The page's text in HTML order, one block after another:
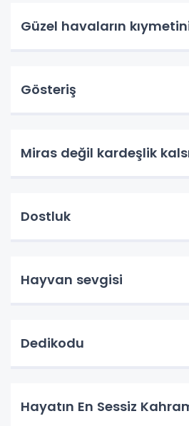
Güzel havaların
Gösteriş
Miras değil kardeşlik
Dostluk
Hayvan sevgisi
Dedikodu
Hayatın En Sessiz